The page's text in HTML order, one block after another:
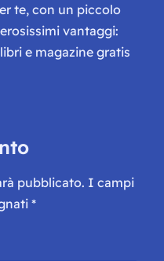
te, con un piccolo
vantaggi:
e magazine gratis
pubblicato. I campi
*